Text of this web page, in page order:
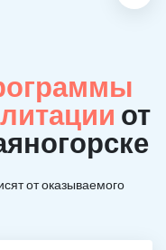
от
от оказываемого